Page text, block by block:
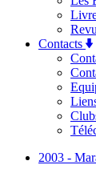
Contacts
2003 -